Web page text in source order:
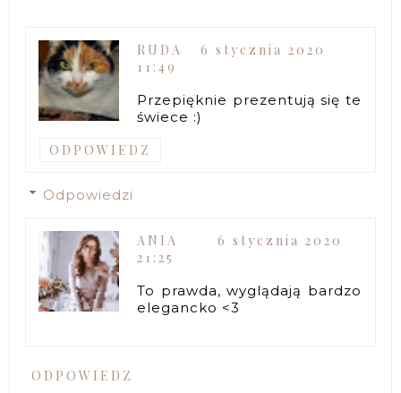
RUDA
6 stycznia 2020
11:49
Przepięknie prezentują się te
świece :)
ODPOWIEDZ
Odpowiedzi
ANIA
6 stycznia 2020
21:25
To prawda, wyglądają bardzo
elegancko <3
ODPOWIEDZ